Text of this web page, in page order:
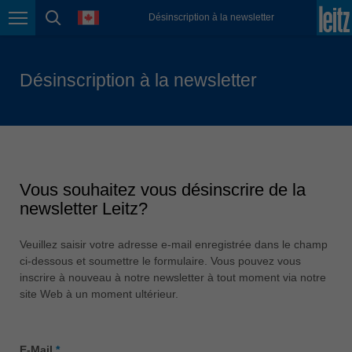
Page navigation
page search
languageDésinscription à la newsletter
日本語
Magyarország
español
nederlands
Österreich
deutsch
Désinscription à la newsletter
Vous souhaitez vous désinscrire de la
newsletter Leitz?
Veuillez saisir votre adresse e-mail enregistrée dans le champ
ci-dessous et soumettre le formulaire. Vous pouvez vous
inscrire à nouveau à notre newsletter à tout moment via notre
site Web à un moment ultérieur.